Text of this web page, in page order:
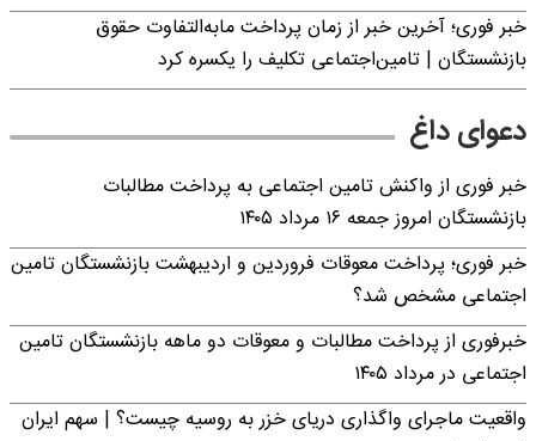
خبر فوری؛ آخرین خبر از زمان پرداخت مابه‌التفاوت حقوق
بازنشستگان | تامین‌اجتماعی تکلیف را یکسره کرد
دعوای داغ
خبر فوری از واکنش تامین اجتماعی به پرداخت مطالبات
بازنشستگان امروز جمعه ۱۶ مرداد ۱۴۰۵
خبر فوری؛ پرداخت معوقات فروردین و اردیبهشت بازنشستگان تامین
اجتماعی مشخص شد؟
خبرفوری از پرداخت مطالبات و معوقات دو ماهه بازنشستگان تامین
اجتماعی در مرداد ۱۴۰۵
واقعیت ماجرای واگذاری دریای خزر به روسیه چیست؟ | سهم ایران